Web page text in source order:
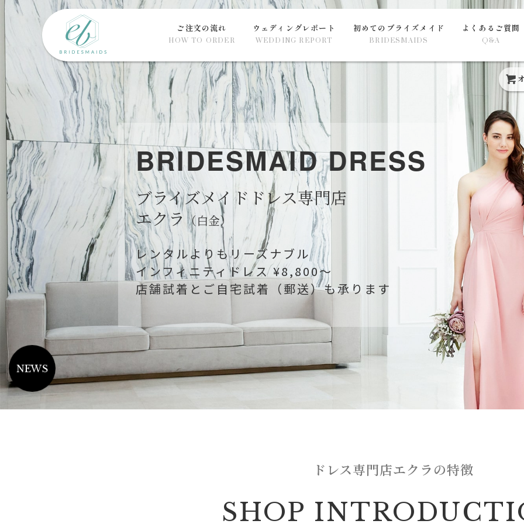
ご注文の流れ
HOW TO ORDER
ウェディングレポート
WEDDING REPORT
初めてのブライズメイド
BRIDESMAIDS
よくあるご質問
Q&A
BRIDESMAIDDRESS
ブライズメイドドレス専門店
エクラ （白金）
レンタルよりもリーズナブル
インフィニティドレス ¥8,800～
店舗試着とご自宅試着（郵送）も承ります
NEWS
ドレス専門店エクラの特徴
SHOP